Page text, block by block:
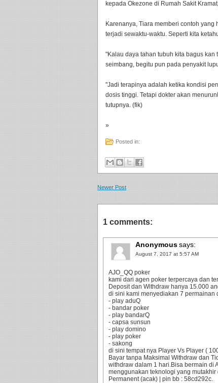
kepada Okezone di Rumah Sakit
Karenanya, Tiara memberi contoh
terjadi sewaktu-waktu. Seperti kita
"Kalau daya tahan tubuh kita bagus
seimbang, begitu pun pada penyakit
"Jadi terapinya adalah ketika kondisi
dosis tinggi. Tetapi dokter akan
tutupnya. (fik)
»
Posted in:
Newer Post
1 comments:
Anonymoussays:
August 7, 2017 at 5:57 AM
AJO_QQ poker
kami dari agen poker terpercaya dan
Deposit dan Withdraw hanya 15.000
di sini kami menyediakan 7 permainan
- play aduQ
- bandar poker
- play bandarQ
- capsa sunsun
- play domino
- play poker
- sakong
di sini tempat nya Player Vs Player (
Bayar tanpa Maksimal Withdraw dan
withdraw dalam 1 hari.Bisa bermain di
menggunakan teknologi yang
Permanent (acak) | pin bb : 58cd292c.